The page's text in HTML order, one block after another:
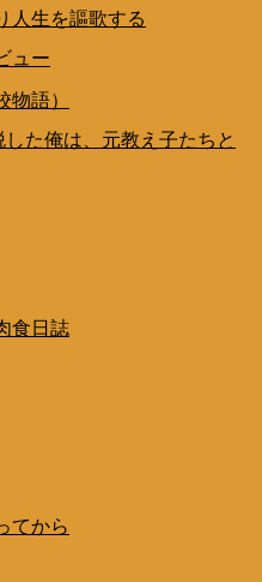
人生を謳歌する
ュー
語）
た俺は、元教え子たちと
食日誌
てから